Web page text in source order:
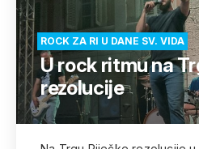
ROCK ZA RI U DANE SV. VIDA
U rock ritmu na
rezolucije